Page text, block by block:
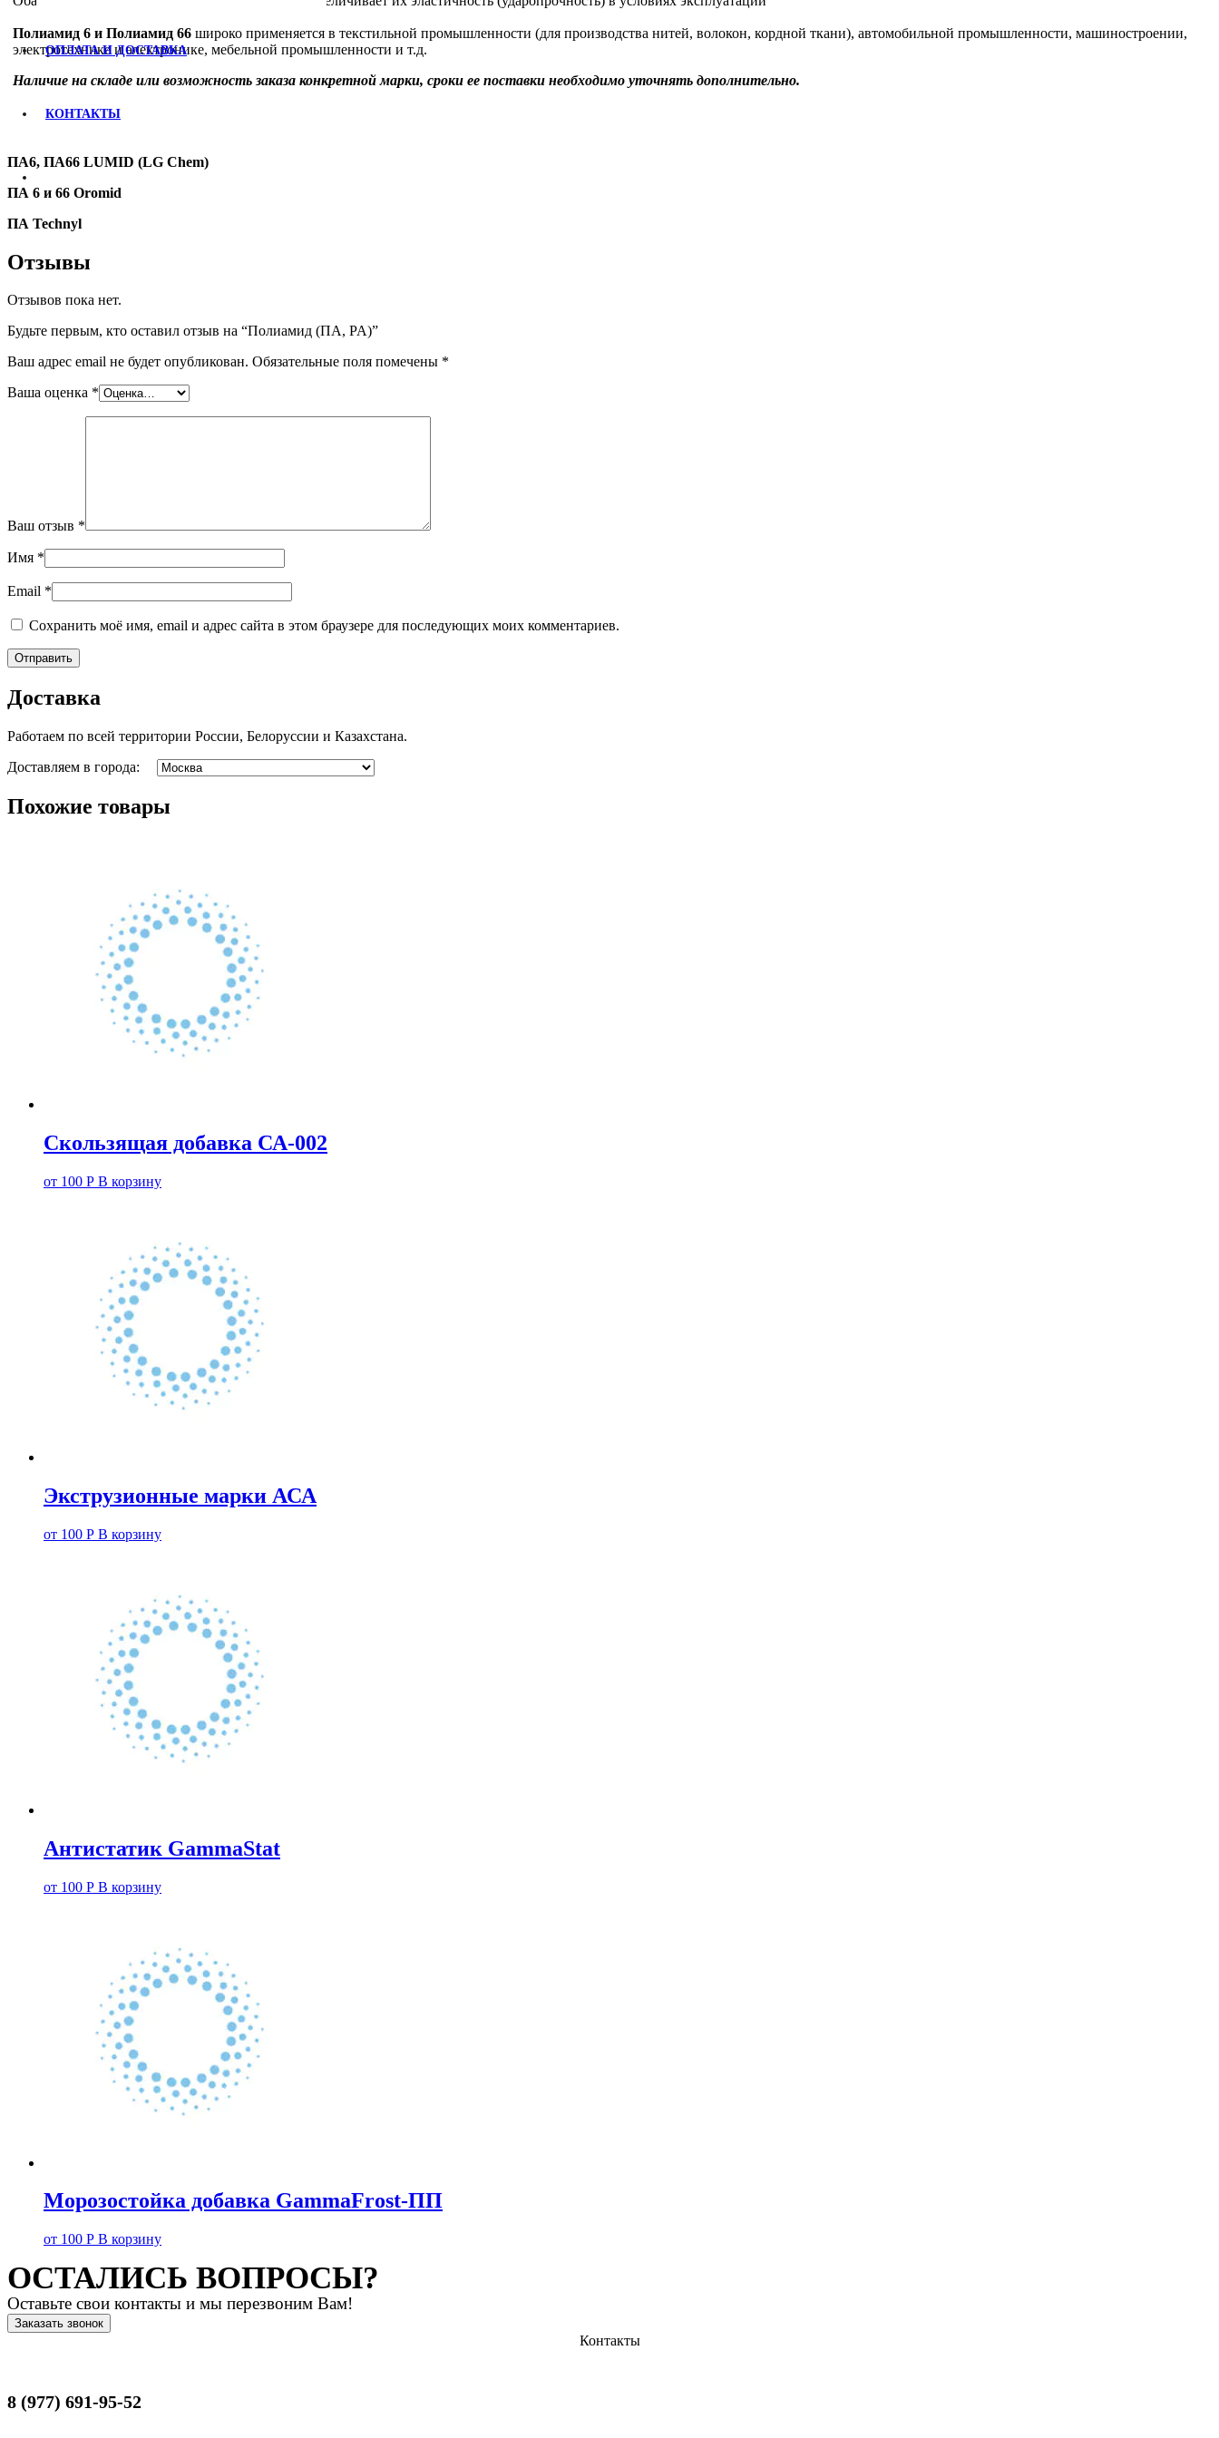
ОПЛАТА И ДОСТАВКА
КОНТАКТЫ
Полиамид 6 и Полиамид 66 широко применяется в текстильной промышленности (для производства нитей, волокон, кордной ткани), автомобильной промышленности, машиностроении,
электротехнике и электронике, мебельной промышленности и т.д.
Наличие на складе или возможность заказа конкретной марки, сроки ее поставки необходимо уточнять дополнительно.
ПА6, ПА66 LUMID (LG Chem)
ПА 6 и 66 Oromid
ПА Technyl
Отзывы
Отзывов пока нет.
Будьте первым, кто оставил отзыв на “Полиамид (ПА, PA)”
Ваш адрес email не будет опубликован. Обязательные поля помечены *
Ваша оценка *
Ваш отзыв *
Имя *
Email *
Сохранить моё имя, email и адрес сайта в этом браузере для последующих моих комментариев.
Доставка
Работаем по всей территории России, Белоруссии и Казахстана.
Доставляем в города:
Похожие товары
Скользящая добавка СА-002
от 100 Р В корзину
Экструзионные марки АСА
от 100 Р В корзину
Антистатик GammaStat
от 100 Р В корзину
Морозостойка добавка GammaFrost-ПП
от 100 Р В корзину
ОСТАЛИСЬ ВОПРОСЫ?
Оставьте свои контакты и мы перезвоним Вам!
Заказать звонок
Контакты
8 (977) 691-95-52